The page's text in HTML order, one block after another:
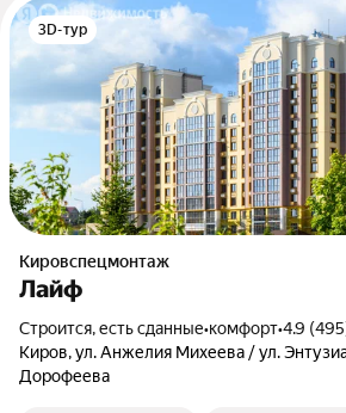
3D-тур
Кировспецмонтаж
Лайф
Строится, есть сданные•комфорт•4.9
Киров, ул. Анжелия Михеева / ул.
Дорофеева